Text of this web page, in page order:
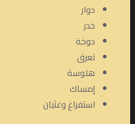
دوار
خدر
دوخة
تعرق
هلوسة
إمساك
استفراغ وغثيان